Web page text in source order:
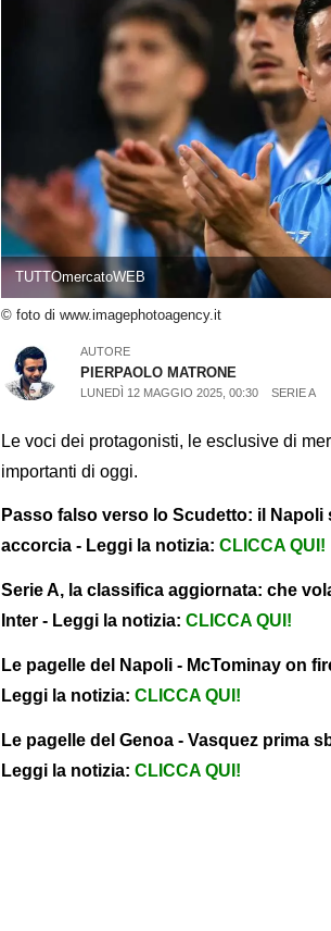
TUTTOmercatoWEB
© foto di www.imagephotoagency.it
AUTORE
PIERPAOLO MATRONE
LUNEDÌ 12 MAGGIO 2025, 00:30 SERIE A
Le voci dei protagonisti, le esclusive di
importanti di oggi.
Passo falso verso lo Scudetto: il
accorcia - Leggi la notizia: CLICCA QUI!
Serie A, la classifica aggiornata: che
Inter - Leggi la notizia: CLICCA QUI!
Le pagelle del Napoli - McTominay on
Leggi la notizia: CLICCA QUI!
Le pagelle del Genoa - Vasquez prima
Leggi la notizia: CLICCA QUI!